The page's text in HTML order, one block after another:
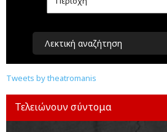
Λεκτική αναζήτηση
Tweets by theatromanis
Τελειώνουν σύντομα